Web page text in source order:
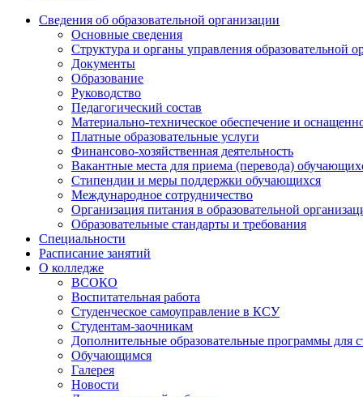
Сведения об образовательной организации
Основные сведения
Структура и органы управления образовательной
Документы
Образование
Руководство
Педагогический состав
Материально-техническое обеспечение и
Платные образовательные услуги
Финансово-хозяйственная деятельность
Вакантные места для приема (перевода)
Стипендии и меры поддержки обучающихся
Международное сотрудничество
Организация питания в образовательной
Образовательные стандарты и требования
Специальности
Расписание занятий
О колледже
ВСОКО
Воспитательная работа
Студенческое самоуправление в КСУ
Студентам-заочникам
Дополнительные образовательные программы для
Обучающимся
Галерея
Новости